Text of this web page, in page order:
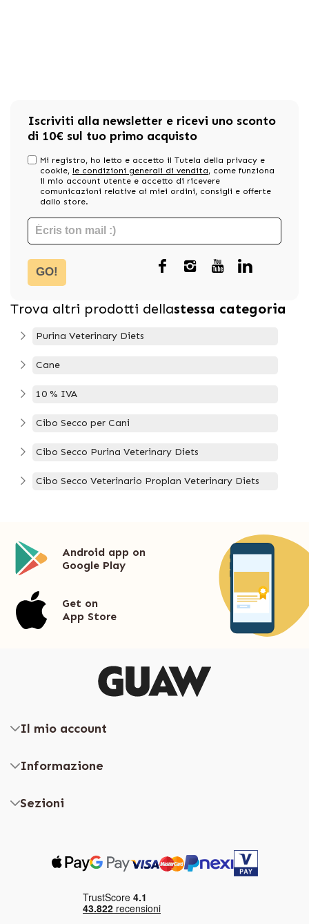
Iscriviti alla newsletter e ricevi uno sconto
di 10€ sul tuo primo acquisto
Mi registro, ho letto e accetto il Tutela della privacy e
cookie, le condizioni generali di vendita, come funziona
il mio account utente e accetto di ricevere
comunicazioni relative ai miei ordini, consigli e offerte
dallo store.
GO!
Trova altri prodotti dellastessa categoria
Purina Veterinary Diets
Cane
10 % IVA
Cibo Secco per Cani
Cibo Secco Purina Veterinary Diets
Cibo Secco Veterinario Proplan Veterinary Diets
Android app on
Google Play
Get on
App Store
Il mio account
Informazione
Sezioni